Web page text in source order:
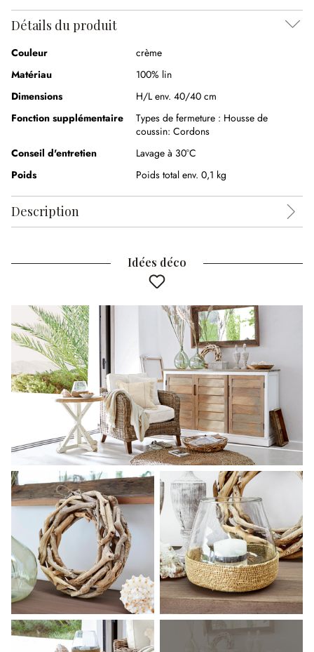
Détails du produit
Couleur
crème
Matériau
100% lin
Dimensions
H/L env. 40/40 cm
Fonction supplémentaire
Types de fermeture : Housse de
coussin: Cordons
Conseil d'entretien
Lavage à 30°C
Poids
Poids total env. 0,1 kg
Description
Idées déco